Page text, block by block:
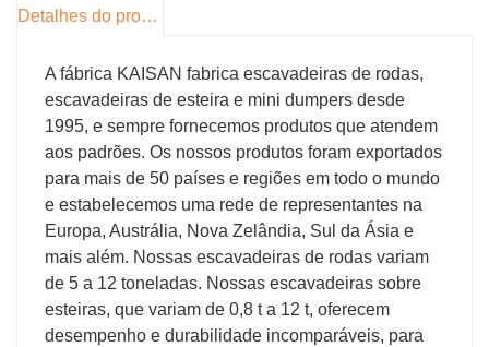
Detalhes do produto
A fábrica KAISAN fabrica escavadeiras de rodas,
escavadeiras de esteira e mini dumpers desde
1995, e sempre fornecemos produtos que atendem
aos padrões. Os nossos produtos foram exportados
para mais de 50 países e regiões em todo o mundo
e estabelecemos uma rede de representantes na
Europa, Austrália, Nova Zelândia, Sul da Ásia e
mais além. Nossas escavadeiras de rodas variam
de 5 a 12 toneladas. Nossas escavadeiras sobre
esteiras, que variam de 0,8 t a 12 t, oferecem
desempenho e durabilidade incomparáveis, para